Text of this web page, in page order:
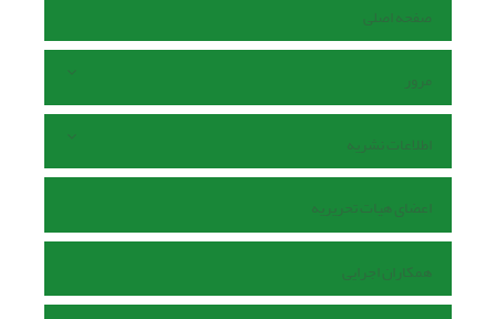
صفحه اصلی
مرور
اطلاعات نشریه
اعضای هیات تحریریه
همکاران اجرایی